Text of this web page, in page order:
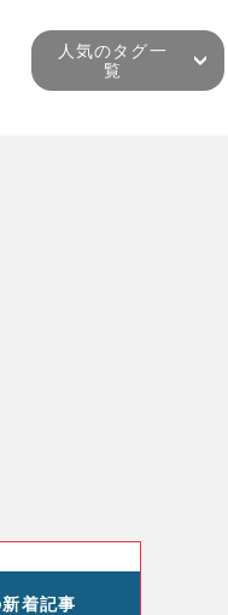
人気のタグ一
覧
着記事